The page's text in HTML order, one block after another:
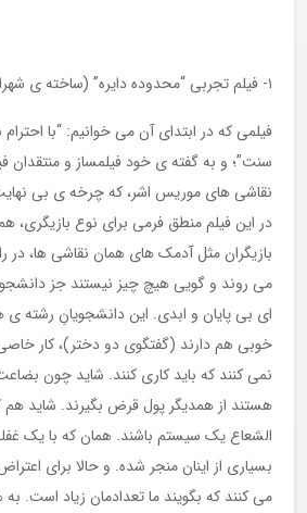
۱- فیلم تجربی “محدوده دایره” (ساخته ی شهرام مکری):
فیلمی که در ابتدای آن می خوانیم: “با
سنت”؛ و به گفته ی خود فیلمساز و منتقدان
نقاشی های موریس اشر، که چرخه ی بی
در این فیلم منطق فرمی برای نوع بازیگری،
بازیگران مثل آدمک های همان نقاشی ها، در
می روند و گویی هیچ چیز نیستند جز
ای بی پایان و ابدی. این دانشجویانِ رشته ی
خوبی هم دارند (گفتگوی دو دختر)، کار
نمی کنند که باید کاری کنند. شاید چون
هستند از همدیگر پول قرض بگیرند. شاید
الشعاع یک سیستم باشند. همان که با یک
بسیاری از اینان منجر شده. و حالا برای
می کنند که بگویند ما تعدادمان زیاد است.